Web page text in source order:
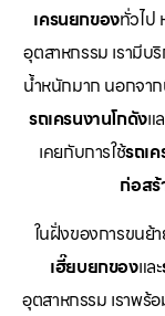
เครนยกของทั่วไป
อุตสาหกรรม เรามีบ
น้ำหนักมาก นอกจา
รถเครนงานโกดังแ
เคยกับการใช้รถเ
ก่อสร้
ในฝั่งของการขนย้
เฮี๊ยบยกของและ
อุตสาหกรรม เราพร้